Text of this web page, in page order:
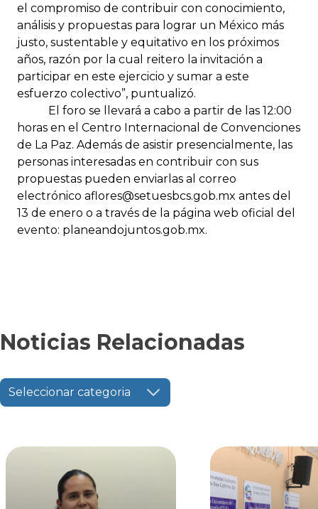
el compromiso de contribuir con conocimiento,
análisis y propuestas para lograr un México más
justo, sustentable y equitativo en los próximos
años, razón por la cual reitero la invitación a
participar en este ejercicio y sumar a este
esfuerzo colectivo”, puntualizó.
El foro se llevará a cabo a partir de las 12:00
horas en el Centro Internacional de Convenciones
de La Paz. Además de asistir presencialmente, las
personas interesadas en contribuir con sus
propuestas pueden enviarlas al correo
electrónico aflores@setuesbcs.gob.mx antes del
13 de enero o a través de la página web oficial del
evento: planeandojuntos.gob.mx.
Noticias Relacionadas
Seleccionar categoria